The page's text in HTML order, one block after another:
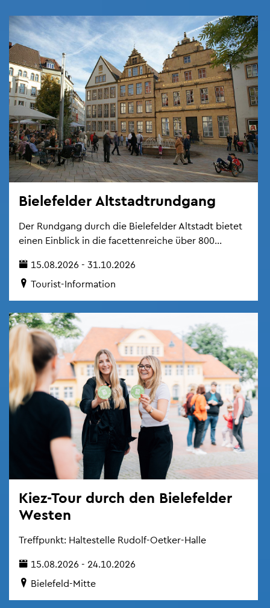
Bie­le­fel­der Alt­stadt­rund­gang
Der Rund­gang durch die Bie­le­fel­der Alt­stadt bie­tet
einen Ein­blick in die fa­cet­ten­rei­che über 800...
15.08.2026 - 31.10.2026
Tou­rist-In­for­ma­ti­on
Kiez-Tour durch den Bie­le­fel­der
Wes­ten
Treff­punkt: Hal­te­stel­le Ru­dolf-Oet­ker-Halle
15.08.2026 - 24.10.2026
Bie­le­feld-Mitte